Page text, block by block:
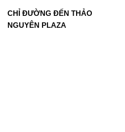
CHỈ ĐƯỜNG ĐẾN THẢO
NGUYÊN PLAZA